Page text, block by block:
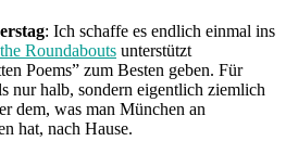
: Ich schaffe es endlich einmal ins
Roundabouts unterstützt
Poems” zum Besten geben. Für
nur halb, sondern eigentlich ziemlich
dem, was man München an
hat, nach Hause.